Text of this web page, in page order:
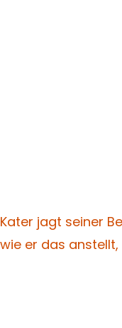
Kater jagt seiner
wie er das